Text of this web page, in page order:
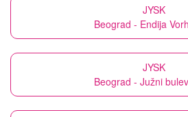
JYSK
Beograd - Endija
JYSK
Beograd - Južni